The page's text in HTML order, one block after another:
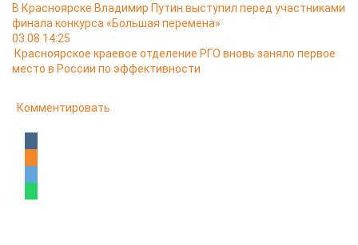
В Красноярске Владимир Путин выступил перед участниками
финала конкурса «Большая перемена»
03.08 14:25
Красноярское краевое отделение РГО вновь заняло первое
место в России по эффективности
Комментировать